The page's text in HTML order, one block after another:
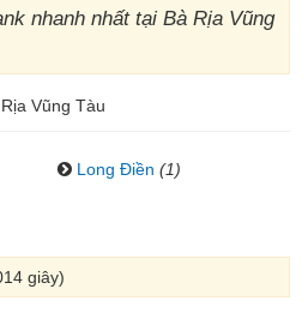
nhanh nhất tại Bà Rịa Vũng
Vũng Tàu
Long Điền (1)
giây)